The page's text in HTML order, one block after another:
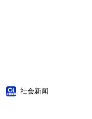
社会新闻